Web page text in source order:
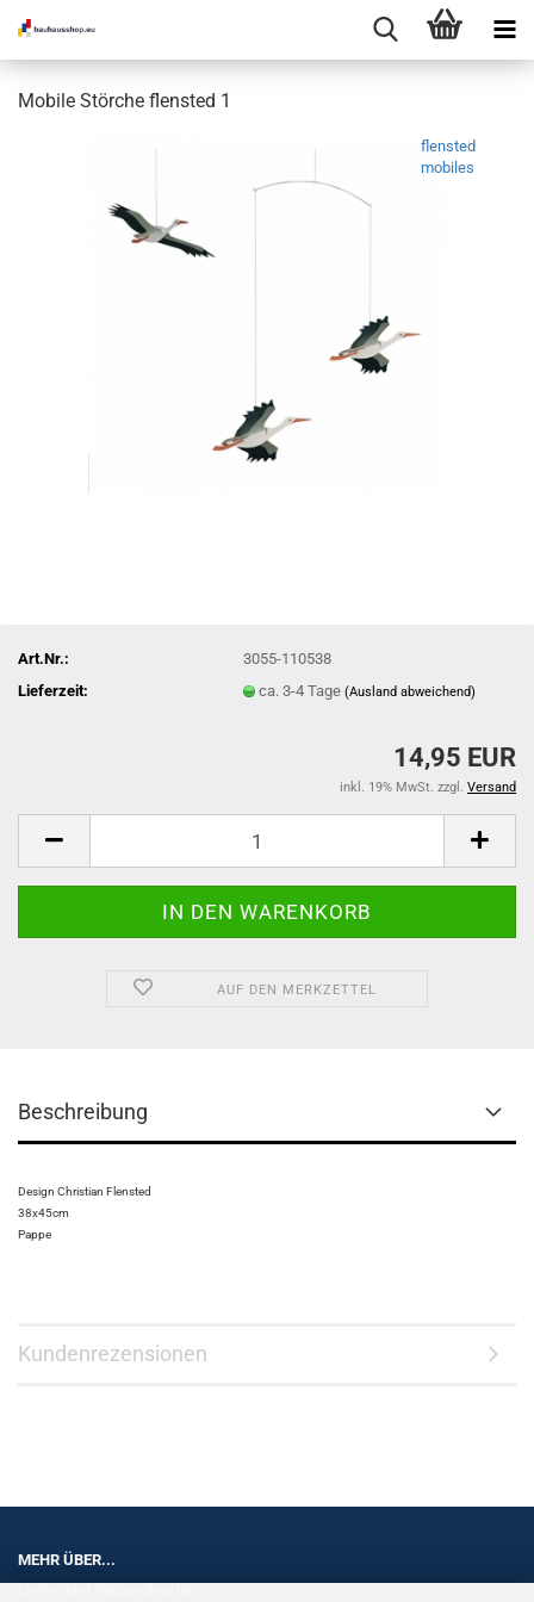
Mobile Störche flensted 1
flensted
mobiles
Art.Nr.:
3055-110538
Lieferzeit:
ca. 3-4 Tage(Ausland abweichend)
14,95 EUR
inkl. 19% MwSt. zzgl. Versand
AUF DEN MERKZETTEL
Beschreibung
Design Christian Flensted
38x45cm
Pappe
Kundenrezensionen
MEHR ÜBER...